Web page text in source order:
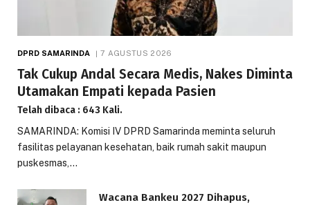
DPRD SAMARINDA 7 AGUSTUS 2026
Tak Cukup Andal Secara Medis, Nakes Diminta
Utamakan Empati kepada Pasien
Telah dibaca : 643 Kali.
SAMARINDA: Komisi IV DPRD Samarinda meminta seluruh
fasilitas pelayanan kesehatan, baik rumah sakit maupun
puskesmas,…
Wacana Bankeu 2027 Dihapus,